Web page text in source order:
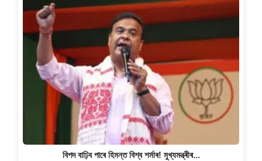
বিপদ বাঢ়িব পাৰে হিমন্ত বিশ্ব শৰ্মাৰ! মুখ্যমন্ত্ৰীৰ…